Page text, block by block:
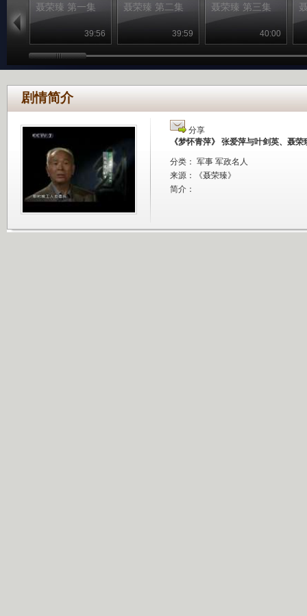
聂荣臻 第一集
39:56
聂荣臻 第二集
39:59
聂荣臻 第三集
40:00
剧情简介
分享
《梦怀青萍》 张爱萍与叶剑英、聂
分类： 军事 军政名人
来源：
《聂荣臻》
简介：